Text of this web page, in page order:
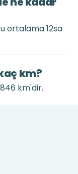
ortalama 12sa
km?
km'dir.